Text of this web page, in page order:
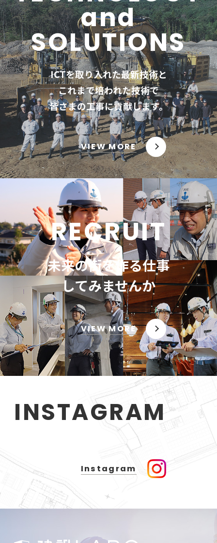
and
SOLUTIONS
ICTを取り入れた最新技術と
これまで培われた技術で
皆さまの工事に貢献します。
VIEW MORE
RECRUIT
未来の街を作る仕事
してみませんか
VIEW MORE
INSTAGRAM
Instagram